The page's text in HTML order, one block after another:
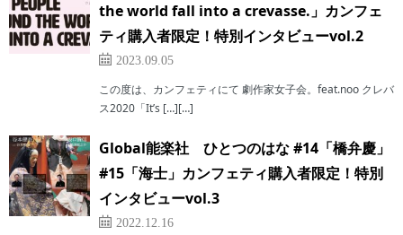
the world fall into a crevasse.」カンフェ
ティ購入者限定！特別インタビューvol.2
2023.09.05
この度は、カンフェティにて 劇作家女子会。feat.noo クレバ
ス2020「It’s […][…]
Global能楽社 ひとつのはな #14「橋弁慶」
#15「海士」カンフェティ購入者限定！特別
インタビューvol.3
2022.12.16